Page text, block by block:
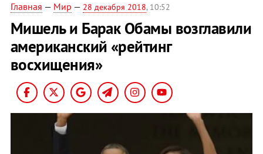
Главная — Мир — 28 декабря 2018, 10:52
Мишель и Барак Обамы возглавили
американский «рейтинг
восхищения»